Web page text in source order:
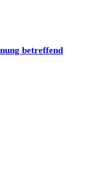
betreffend